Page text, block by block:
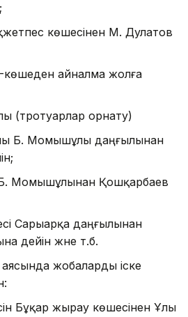
көшесінен М. Дулатов
айналма жолға
(тротуарлар орнату)
Б. Момышұлы даңғылынан
Момышұлынан Қошқарбаев
Сарыарқа даңғылынан
дейін және т.б.
жобаларды іске
Бұқар жырау көшесінен Ұлы